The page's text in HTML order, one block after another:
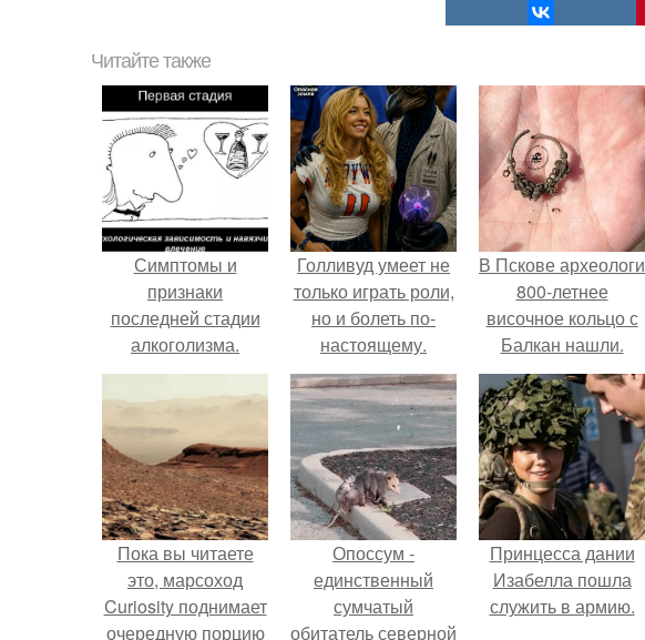
Читайте также
Симптомы и
признаки
последней стадии
алкоголизма.
Каковы симптомы
разных стадий
алкоголизма
Голливуд умеет не
только играть роли,
но и болеть по-
настоящему.
В Пскове археологи
800-летнее
височное кольцо с
Балкан нашли.
Пока вы читаете
это, марсоход
Curiosity поднимает
очередную порцию
Опоссум -
единственный
сумчатый
обитатель северной
Принцесса дании
Изабелла пошла
служить в армию.